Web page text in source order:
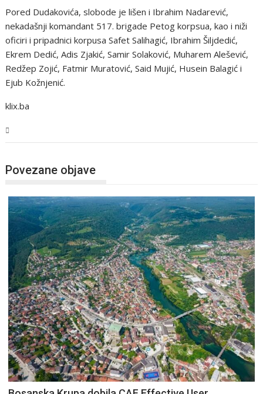
Pored Dudakovića, slobode je lišen i Ibrahim Nadarević,
nekadašnji komandant 517. brigade Petog korpsua, kao i niži
oficiri i pripadnici korpusa Safet Salihagić, Ibrahim Šiljdedić,
Ekrem Dedić, Adis Zjakić, Samir Solaković, Muharem Alešević,
Redžep Zojić, Fatmir Muratović, Said Mujić, Husein Balagić i
Ejub Kožnjenić.
klix.ba
Povezane objave